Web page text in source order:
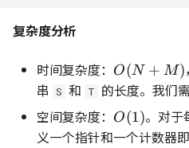
复杂度分析
时间复杂度： O(N+M)
O(N + M)
串 S 和 T 的长度。我们
空间复杂度： O(1)
O(1)。对于
义一个指针和一个计数器即